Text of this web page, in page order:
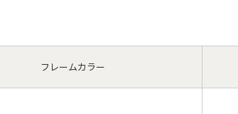
フレームカラー